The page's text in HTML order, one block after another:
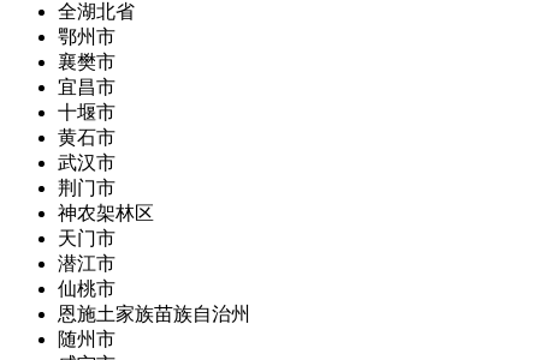
全湖北省
鄂州市
襄樊市
宜昌市
十堰市
黄石市
武汉市
荆门市
神农架林区
天门市
潜江市
仙桃市
恩施土家族苗族自治州
随州市